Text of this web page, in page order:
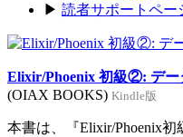
▶ 読者サポートペー
Elixir/Phoenix 初級②: デー
(OIAX BOOKS) Kindle版
本書は、『Elixir/Phoenix